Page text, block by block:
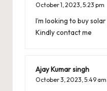
October 1, 2023, 5:23 pm
I’m looking to buy
Kindly contact me
Ajay Kumar singh
October 3, 2023,5:49 am